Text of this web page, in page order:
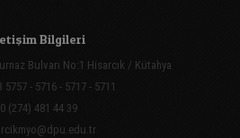
Bilgileri
Bulvarı No:1 Hisarcık / Kütahya
5757 - 5716 - 5717 - 5711
0 (274) 481 44 39